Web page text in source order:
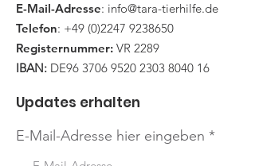
E-Mail-Adresse: info@tara-tierhilfe.de
Telefon: +49 (0)2247 9238650
Registernummer: VR 2289
IBAN: DE96 3706 9520 2303 8040 16
Updates erhalten
E-Mail-Adresse hier eingeben